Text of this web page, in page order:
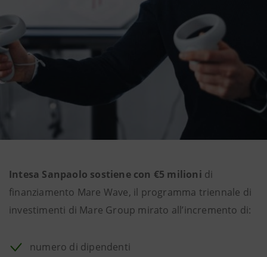
Intesa Sanpaolo sostiene con €5 milioni di
finanziamento Mare Wave, il programma triennale di
investimenti di Mare Group mirato all’incremento di:
numero di dipendenti